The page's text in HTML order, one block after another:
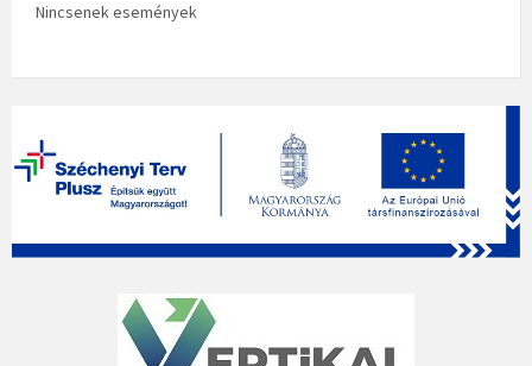
Nincsenek események